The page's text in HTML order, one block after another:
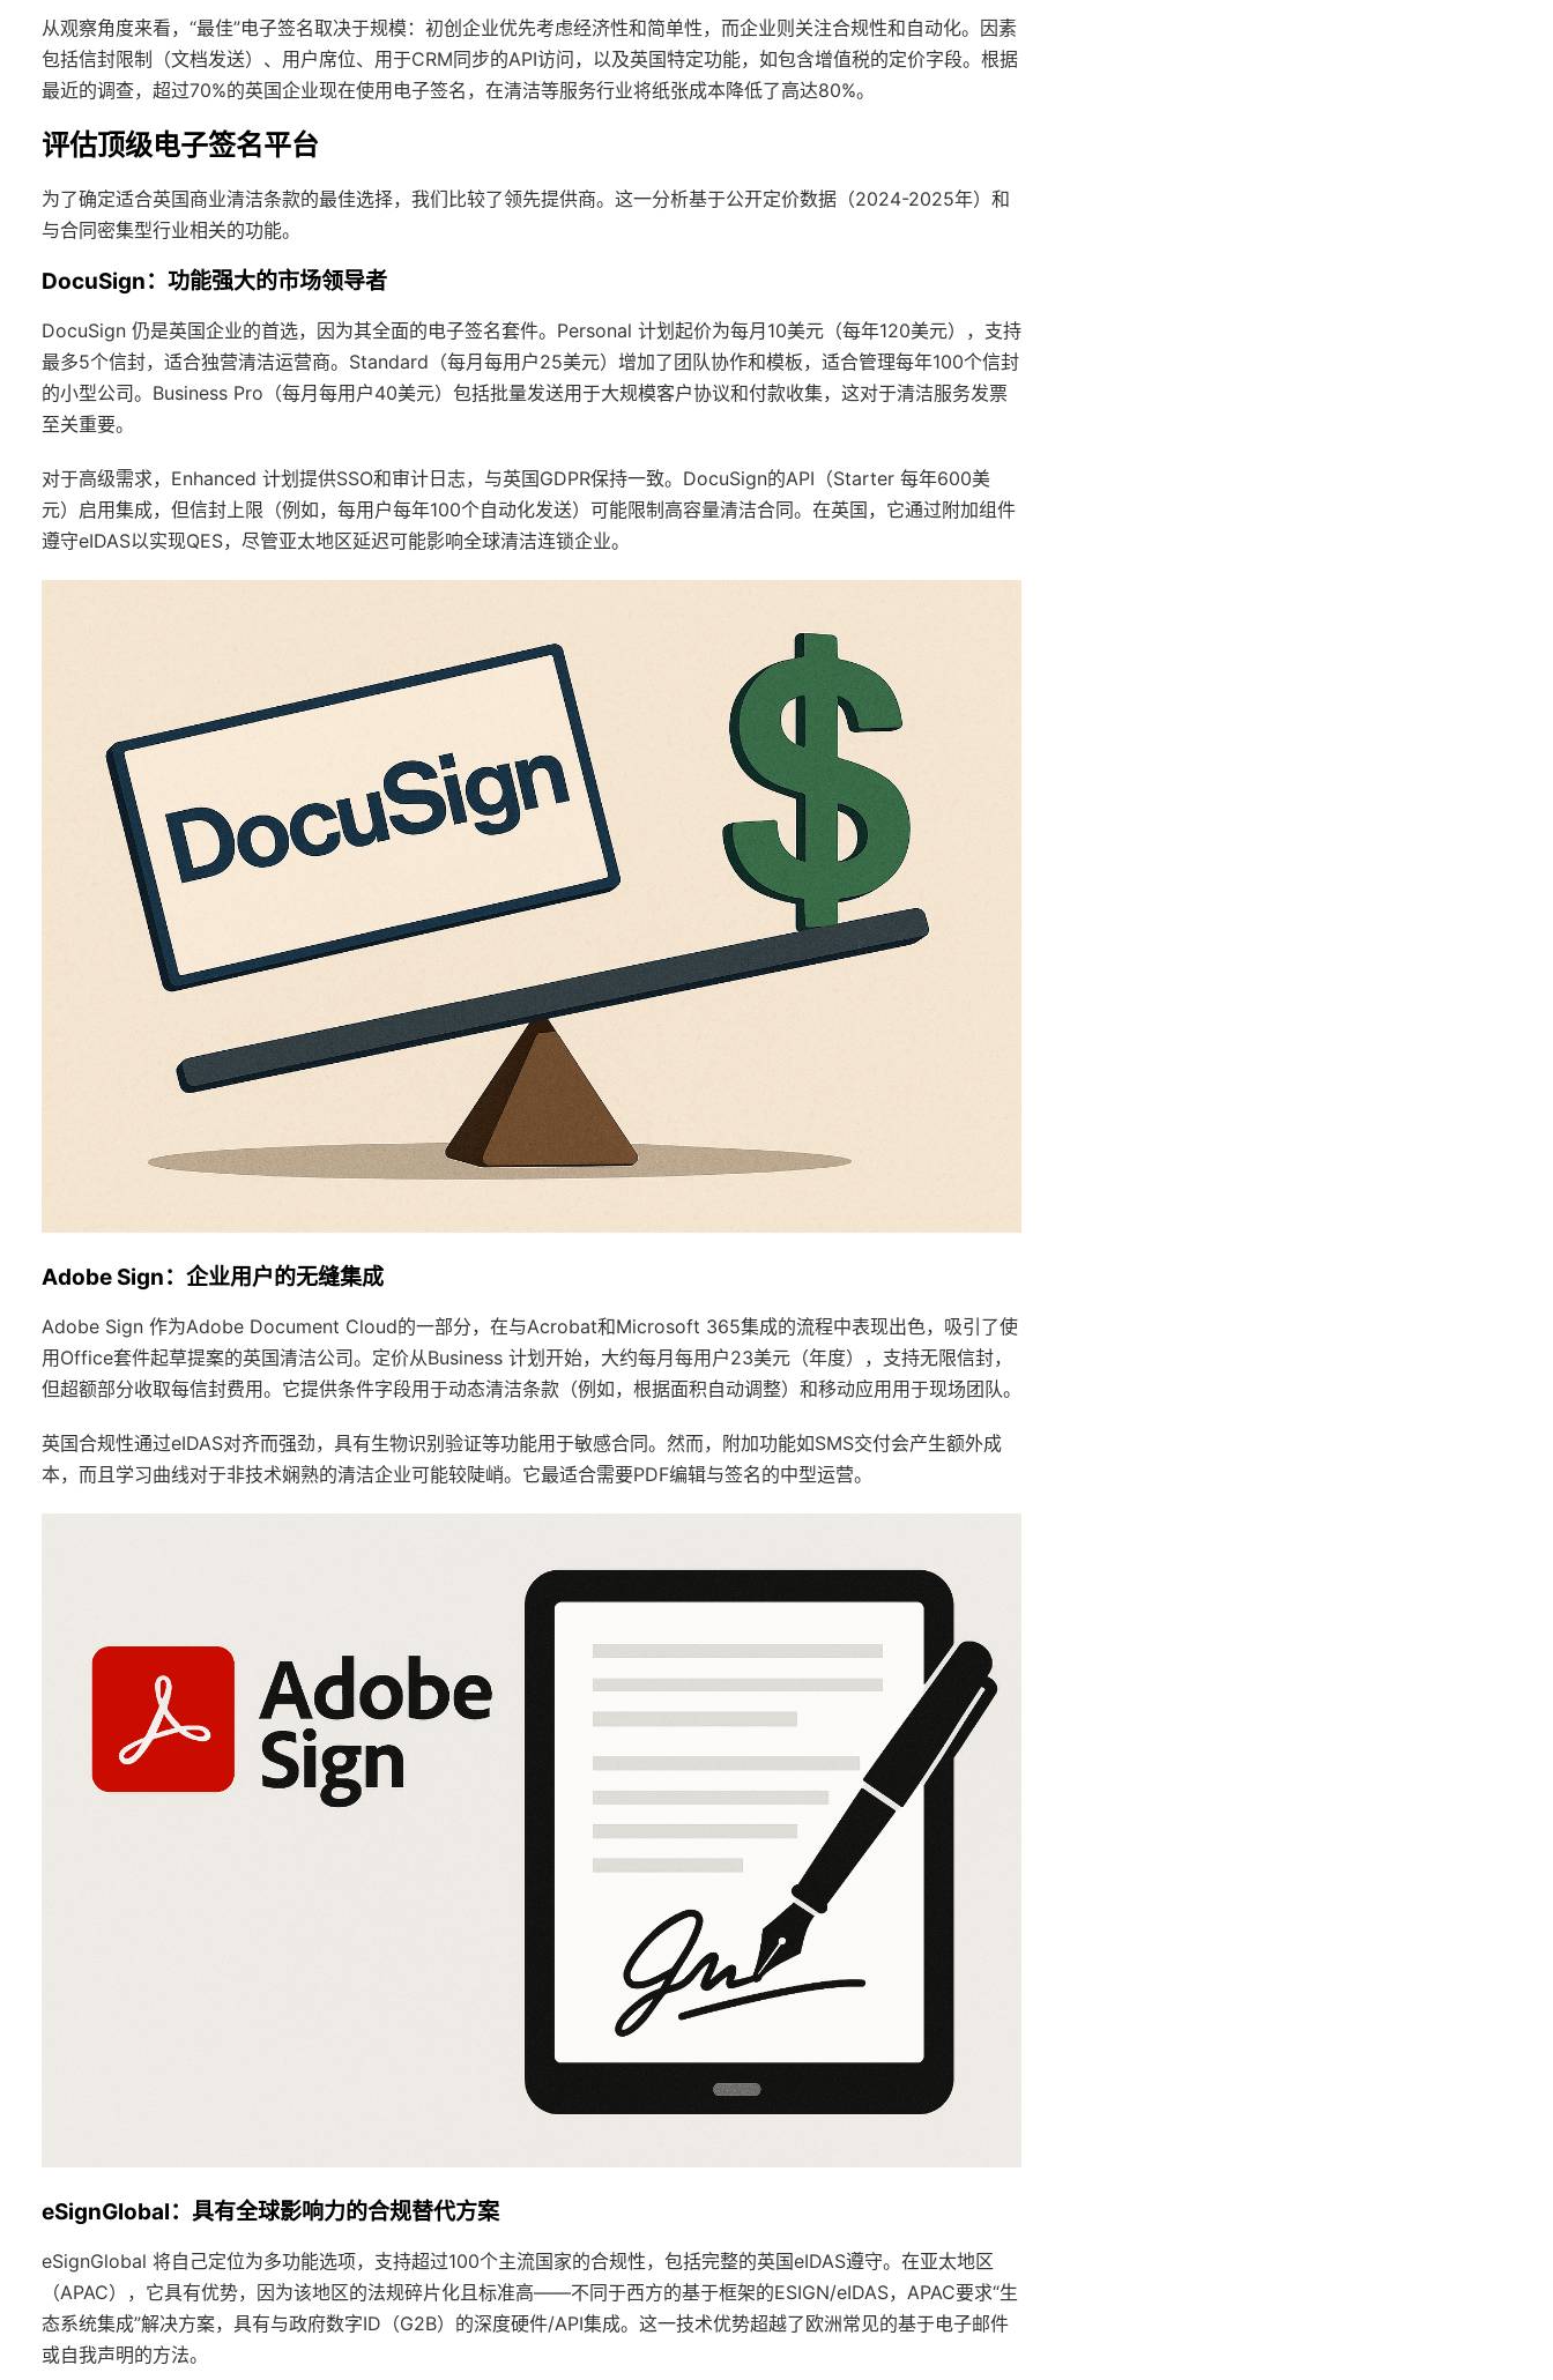
从观察角度来看，“最佳”电子签名取决于规模：初创企业优先考虑经济性和简单性，而企业则关注合规性和自动化。因素
包括信封限制（文档发送）、用户席位、用于CRM同步的API访问，以及英国特定功能，如包含增值税的定价字段。根据
最近的调查，超过70%的英国企业现在使用电子签名，在清洁等服务行业将纸张成本降低了高达80%。
评估顶级电子签名平台
为了确定适合英国商业清洁条款的最佳选择，我们比较了领先提供商。这一分析基于公开定价数据（2024-2025年）和
与合同密集型行业相关的功能。
DocuSign：功能强大的市场领导者
DocuSign 仍是英国企业的首选，因为其全面的电子签名套件。Personal 计划起价为每月10美元（每年120美元），支持
最多5个信封，适合独营清洁运营商。Standard（每月每用户25美元）增加了团队协作和模板，适合管理每年100个信封
的小型公司。Business Pro（每月每用户40美元）包括批量发送用于大规模客户协议和付款收集，这对于清洁服务发票
至关重要。
对于高级需求，Enhanced 计划提供SSO和审计日志，与英国GDPR保持一致。DocuSign的API（Starter 每年600美
元）启用集成，但信封上限（例如，每用户每年100个自动化发送）可能限制高容量清洁合同。在英国，它通过附加组件
遵守eIDAS以实现QES，尽管亚太地区延迟可能影响全球清洁连锁企业。
Adobe Sign：企业用户的无缝集成
Adobe Sign 作为Adobe Document Cloud的一部分，在与Acrobat和Microsoft 365集成的流程中表现出色，吸引了使
用Office套件起草提案的英国清洁公司。定价从Business 计划开始，大约每月每用户23美元（年度），支持无限信封，
但超额部分收取每信封费用。它提供条件字段用于动态清洁条款（例如，根据面积自动调整）和移动应用用于现场团队。
英国合规性通过eIDAS对齐而强劲，具有生物识别验证等功能用于敏感合同。然而，附加功能如SMS交付会产生额外成
本，而且学习曲线对于非技术娴熟的清洁企业可能较陡峭。它最适合需要PDF编辑与签名的中型运营。
eSignGlobal：具有全球影响力的合规替代方案
eSignGlobal 将自己定位为多功能选项，支持超过100个主流国家的合规性，包括完整的英国eIDAS遵守。在亚太地区
（APAC），它具有优势，因为该地区的法规碎片化且标准高——不同于西方的基于框架的ESIGN/eIDAS，APAC要求“生
态系统集成”解决方案，具有与政府数字ID（G2B）的深度硬件/API集成。这一技术优势超越了欧洲常见的基于电子邮件
或自我声明的方法。